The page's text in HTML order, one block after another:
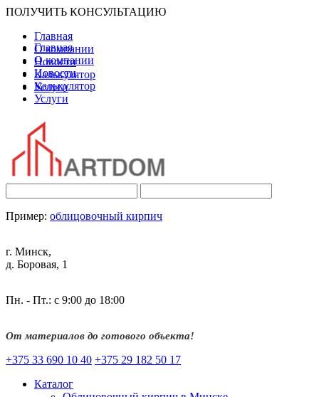
ПОЛУЧИТЬ КОНСУЛЬТАЦИЮ
Главная
О компании
Новости
Калькулятор
Услуги
Главная
О компании
Новости
Калькулятор
Услуги
Пример: облицовочный кирпич
г. Минск,
д. Боровая, 1
Пн. - Пт.: с 9:00 до 18:00
От материалов до готового объекта!
+375 33 690 10 40 +375 29 182 50 17
Каталог